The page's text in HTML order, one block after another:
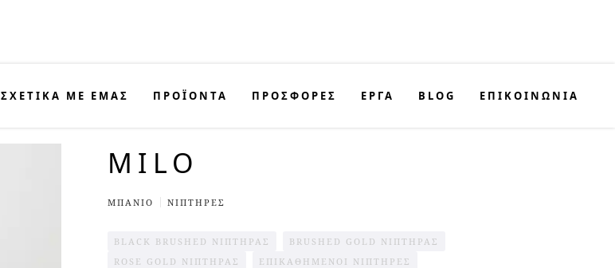
ΣΧΕΤΙΚΑ ΜΕ ΕΜΑΣ ΠΡΟΪΟΝΤΑ ΠΡΟΣΦΟΡΈΣ ΕΡΓΑ BLOG ΕΠΙΚΟΙΝΩΝΊΑ
MILO
ΜΠΆΝΙΟ ΝΙΠΤΗΡΕΣ
BLACK BRUSHED ΝΙΠΤΉΡΑΣ
BRUSHED GOLD ΝΙΠΤΉΡΑΣ
ROSE GOLD ΝΙΠΤΉΡΑΣ
ΕΠΙΚΑΘΉΜΕΝΟΙ ΝΙΠΤΉΡΕΣ